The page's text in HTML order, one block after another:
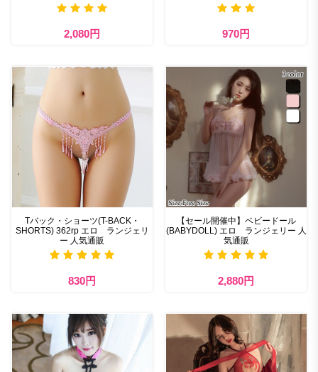
2,080円 970円
Tバック・ショーツ(T-BACK・
SHORTS) 362rp エロ ランジェリ
ー 人気通販
830円
【セール開催中】ベビードール
(BABYDOLL) エロ ランジェリー 人
気通販
2,880円